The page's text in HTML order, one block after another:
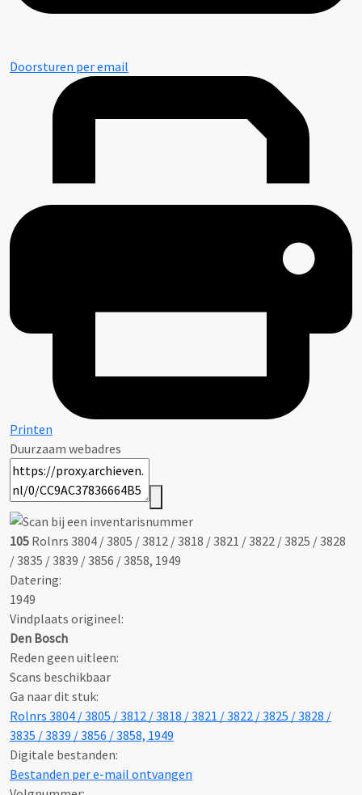
Doorsturen per email
Printen
Duurzaam webadres
105 Rolnrs 3804 / 3805 / 3812 / 3818 / 3821 / 3822 / 3825 / 3828
/ 3835 / 3839 / 3856 / 3858, 1949
Datering:
1949
Vindplaats origineel:
Den Bosch
Reden geen uitleen:
Scans beschikbaar
Ga naar dit stuk:
Rolnrs 3804 / 3805 / 3812 / 3818 / 3821 / 3822 / 3825 / 3828 /
3835 / 3839 / 3856 / 3858, 1949
Digitale bestanden:
Bestanden per e-mail ontvangen